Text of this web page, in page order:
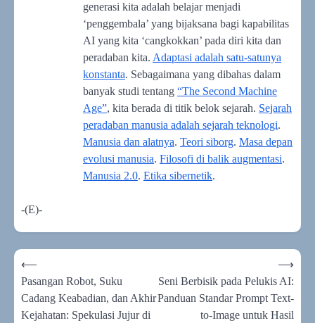
generasi kita adalah belajar menjadi
‘penggembala’ yang bijaksana bagi kapabilitas
AI yang kita ‘cangkokkan’ pada diri kita dan
peradaban kita. Adaptasi adalah satu-satunya
konstanta. Sebagaimana yang dibahas dalam
banyak studi tentang “The Second Machine
Age”, kita berada di titik belok sejarah. Sejarah
peradaban manusia adalah sejarah teknologi.
Manusia dan alatnya. Teori siborg. Masa depan
evolusi manusia. Filosofi di balik augmentasi.
Manusia 2.0. Etika sibernetik.
-(E)-
Navigasi
pos
⟵
Pasangan Robot, Suku
Cadang Keabadian, dan Akhir
Kejahatan: Spekulasi Jujur di
Seni Berbisik pada Pelukis AI:
Panduan Standar Prompt Text-
to-Image untuk Hasil
⟶